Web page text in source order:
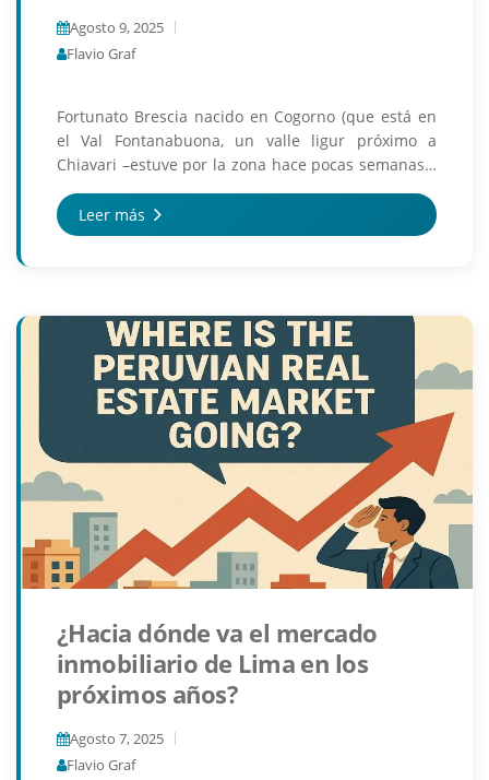
Agosto 9, 2025
Flavio Graf
Fortunato Brescia nacido en Cogorno (que está en
el Val Fontanabuona, un valle ligur próximo a
Chiavari –estuve por la zona hace pocas semanas–)
llegó al Callao en 1889, casi sin más que un
apellid...
Leer más
¿Hacia dónde va el mercado
inmobiliario de Lima en los
próximos años?
Agosto 7, 2025
Flavio Graf